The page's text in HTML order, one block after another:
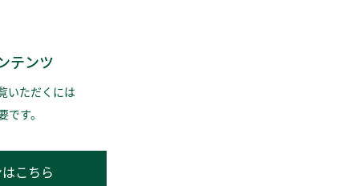
テンツ
いただくには
す。
こちら